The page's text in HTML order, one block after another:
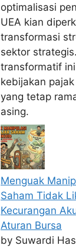
optimalisasi
UEA kian
transformasi
sektor
transformatif
kebijakan
yang tetap
asing.
Menguak
Saham Tidak
Kecurangan
Aturan Bursa
by Suwardi